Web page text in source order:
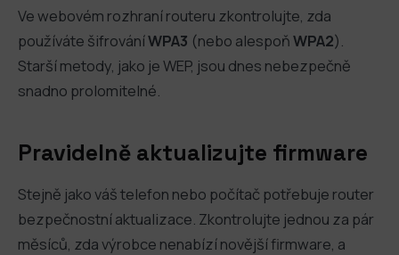
Ve webovém rozhraní routeru zkontrolujte, zda
používáte šifrováníWPA3 (nebo alespoňWPA2).
Starší metody, jako je WEP, jsou dnes nebezpečně
snadno prolomitelné.
Pravidelně aktualizujte firmware
Stejně jako váš telefon nebo počítač potřebuje router
bezpečnostní aktualizace. Zkontrolujte jednou za pár
měsíců, zda výrobce nenabízí novější firmware, a